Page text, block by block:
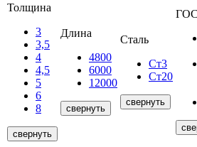
Толщина
3
3,5
4
4,5
5
6
8
свернуть
Длина
4800
6000
12000
свернуть
Сталь
Ст3
Ст20
свернуть